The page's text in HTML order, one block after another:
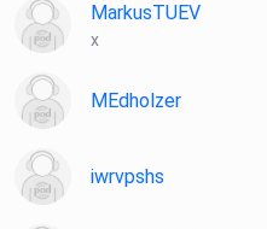
MarkusTUEV
x
MEdholzer
iwrvpshs